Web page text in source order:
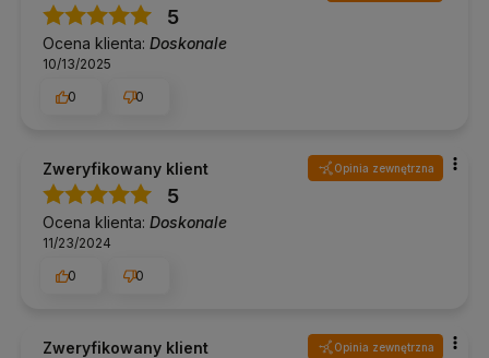
5
Ocena klienta: Doskonale
10/13/2025
0
0
Zweryfikowany klient Opinia zewnętrzna
5
Ocena klienta: Doskonale
11/23/2024
0
0
Zweryfikowany klient Opinia zewnętrzna